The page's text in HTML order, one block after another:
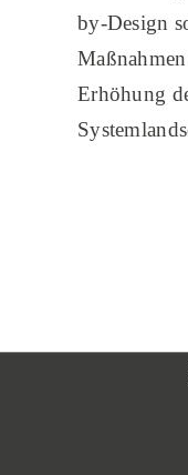
by-Design
Erhöhung